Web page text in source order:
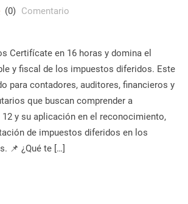
(0) Comentario
Certifícate en 16 horas y domina el
y fiscal de los impuestos diferidos. Este
para contadores, auditores, financieros y
que buscan comprender a
12 y su aplicación en el reconocimiento,
de impuestos diferidos en los
📌 ¿Qué te […]